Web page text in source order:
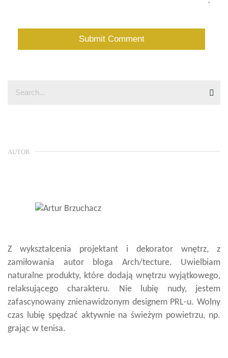
AUTOR
Z wykształcenia projektant i dekorator wnętrz, z
zamiłowania autor bloga Arch/tecture. Uwielbiam
naturalne produkty, które dodają wnętrzu wyjątkowego,
relaksującego charakteru. Nie lubię nudy, jestem
zafascynowany znienawidzonym designem PRL-u. Wolny
czas lubię spędzać aktywnie na świeżym powietrzu, np.
grając w tenisa.